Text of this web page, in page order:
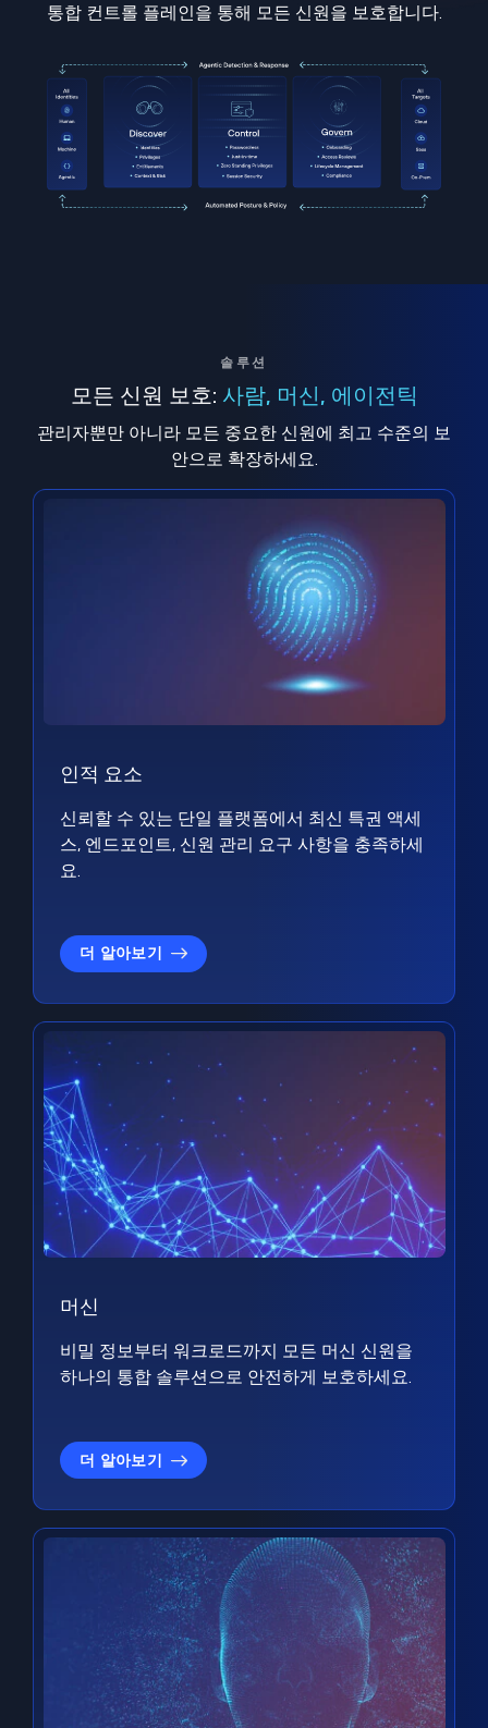
통합 컨트롤 플레인을 통해 모든 신원을 보호합니다.
솔루션
모든 신원 보호: 사람, 머신, 에이전틱
관리자뿐만 아니라 모든 중요한 신원에 최고 수준의 보
안으로 확장하세요.
인적 요소
신뢰할 수 있는 단일 플랫폼에서 최신 특권 액세
스, 엔드포인트, 신원 관리 요구 사항을 충족하세
요.
더 알아보기
머신
비밀 정보부터 워크로드까지 모든 머신 신원을
하나의 통합 솔루션으로 안전하게 보호하세요.
더 알아보기